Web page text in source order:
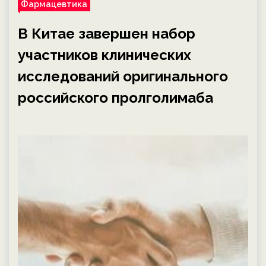
Фармацевтика
В Китае завершен набор
участников клинических
исследований оригинального
российского пролголимаба